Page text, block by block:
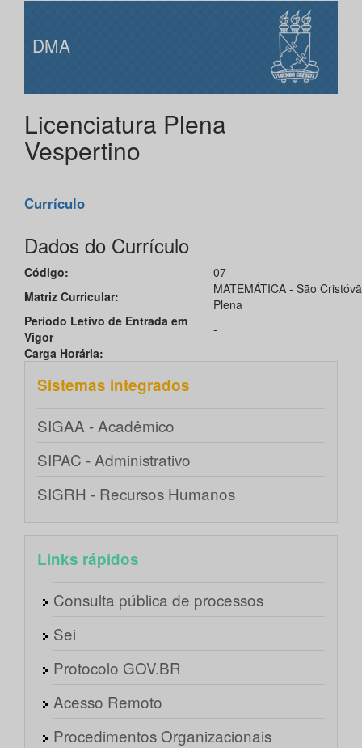
DMA
Licenciatura Plena
Vespertino
Currículo
Dados do Currículo
Código:
07
Matriz Curricular:
MATEMÁTICA - São
Plena
Período Letivo de Entrada em
Vigor
-
Carga Horária:
Sistemas integrados
SIGAA - Acadêmico
SIPAC - Administrativo
SIGRH - Recursos Humanos
Links rápidos
Consulta pública de processos
Sei
Protocolo GOV.BR
Acesso Remoto
Procedimentos Organizacionais